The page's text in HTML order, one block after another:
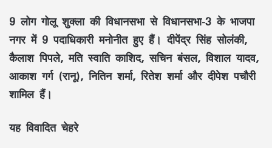
9 लोग गोलू शुक्ला की विधानसभा से विधानसभा-3 के भाजपा
नगर में 9 पदाधिकारी मनोनीत हुए हैं। दीपेंद्र सिंह सोलंकी,
कैलाश पिपले, मति स्वाति काशिद, सचिन बंसल, विशाल यादव,
आकाश गर्ग (रानू), नितिन शर्मा, रितेश शर्मा और दीपेश पचौरी
शामिल हैं।
यह विवादित चेहरे